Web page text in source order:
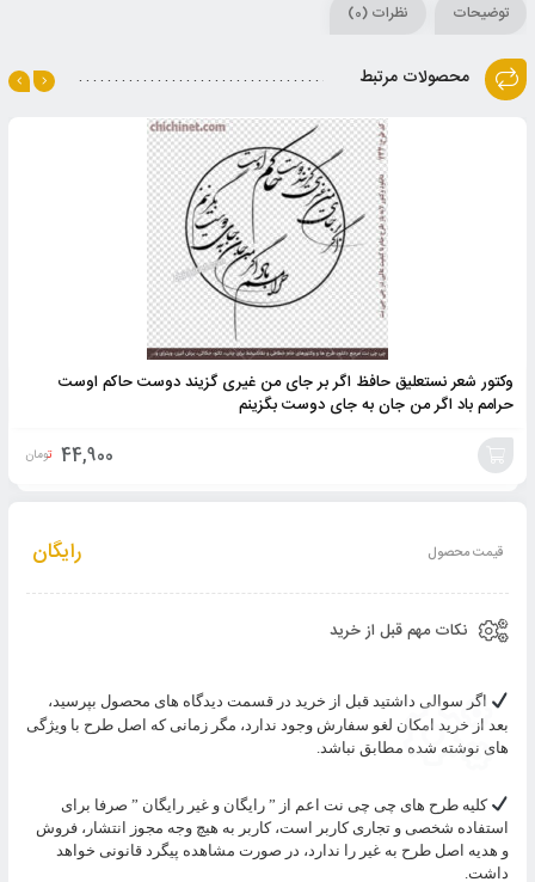
توضیحات نظرات (0)
محصولات مرتبط
وکتور شعر نستعلیق حافظ اگر بر جای من غیری گزیند دوست حاکم اوست
حرامم باد اگر من جان به جای دوست بگزینم
44,900 تومان
به
قیمت محصول رایگان
نکات مهم قبل از خرید
اگر سوالی داشتید قبل از خرید در قسمت دیدگاه های محصول بپرسید،
بعد از خرید امکان لغو سفارش وجود ندارد، مگر زمانی که اصل طرح با ویژگی
های نوشته شده مطابق نباشد.
کلیه طرح های چی چی نت اعم از ” رایگان و غیر رایگان ” صرفا برای
استفاده شخصی و تجاری کاربر است، کاربر به هیچ وجه مجوز انتشار، فروش
و هدیه اصل طرح به غیر را ندارد، در صورت مشاهده پیگرد قانونی خواهد
داشت.